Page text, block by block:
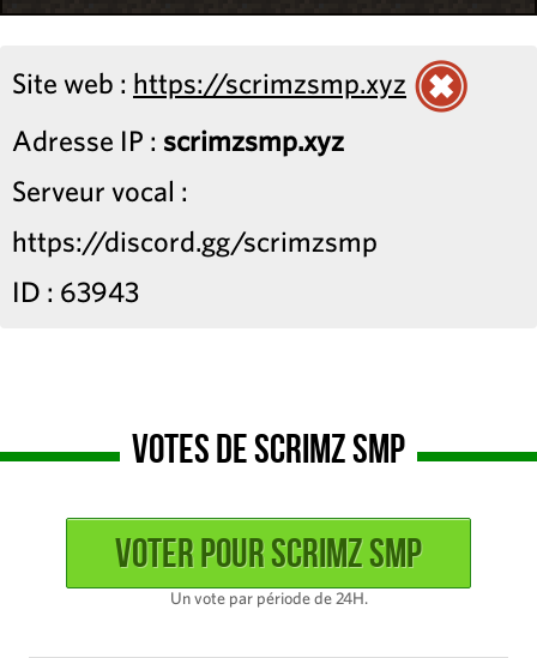
Site web : https://scrimzsmp.xyz
Adresse IP : scrimzsmp.xyz
Serveur vocal :
https://discord.gg/scrimzsmp
ID : 63943
Votes de Scrimz SMP
Un vote par période de 24H.